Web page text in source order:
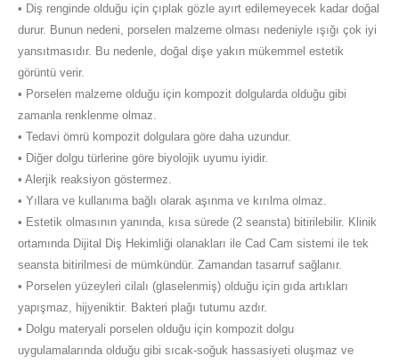
• Diş renginde olduğu için çıplak gözle ayırt edilemeyecek kadar doğal
durur. Bunun nedeni, porselen malzeme olması nedeniyle ışığı çok iyi
yansıtmasıdır. Bu nedenle, doğal dişe yakın mükemmel estetik
görüntü verir.
• Porselen malzeme olduğu için kompozit dolgularda olduğu gibi
zamanla renklenme olmaz.
• Tedavi ömrü kompozit dolgulara göre daha uzundur.
• Diğer dolgu türlerine göre biyolojik uyumu iyidir.
• Alerjik reaksiyon göstermez.
• Yıllara ve kullanıma bağlı olarak aşınma ve kırılma olmaz.
• Estetik olmasının yanında, kısa sürede (2 seansta) bitirilebilir. Klinik
ortamında Dijital Diş Hekimliği olanakları ile Cad Cam sistemi ile tek
seansta bitirilmesi de mümkündür. Zamandan tasarruf sağlanır.
• Porselen yüzeyleri cilalı (glaselenmiş) olduğu için gıda artıkları
yapışmaz, hijyeniktir. Bakteri plağı tutumu azdır.
• Dolgu materyali porselen olduğu için kompozit dolgu
uygulamalarında olduğu gibi sıcak-soğuk hassasiyeti oluşmaz ve